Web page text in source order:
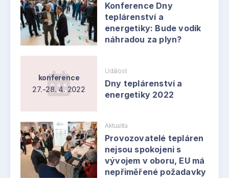
Konference Dny
teplárenství a
energetiky: Bude vodík
náhradou za plyn?
konference
27.-28. 4. 2022
Událost
Dny teplárenství a
energetiky 2022
Aktualita
Provozovatelé tepláren
nejsou spokojeni s
vývojem v oboru, EU má
nepřiměřené požadavky